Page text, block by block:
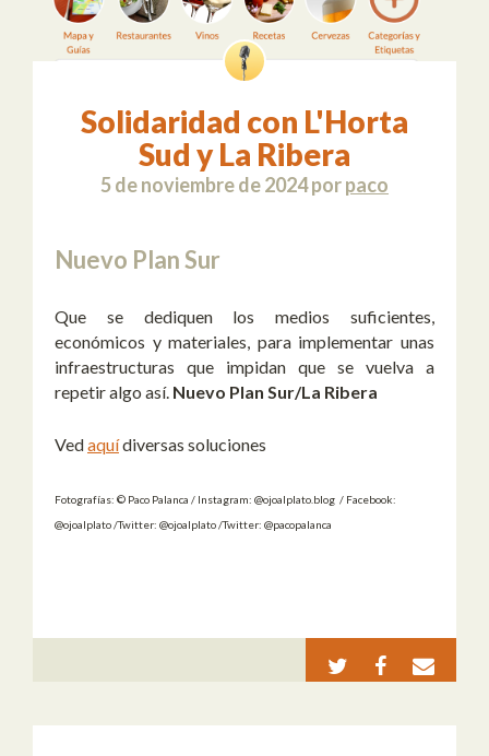
Solidaridad con L'Horta
Sud y La Ribera
5 de noviembre de 2024porpaco
Nuevo Plan Sur
Que se dediquen los medios suficientes,
económicos y materiales, para implementar unas
infraestructuras que impidan que se vuelva a
repetir algo así. Nuevo Plan Sur/La Ribera
Vedaquídiversas soluciones
Fotografías: © Paco Palanca / Instagram: @ojoalplato.blog / Facebook:
@ojoalplato /Twitter: @ojoalplato /Twitter: @pacopalanca